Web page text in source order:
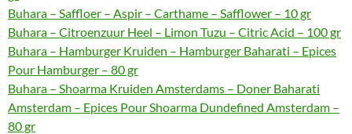
Buhara – Saffloer – Aspir – Carthame – Safflower – 10 gr
Buhara – Citroenzuur Heel – Limon Tuzu – Citric Acid – 100 gr
Buhara – Hamburger Kruiden – Hamburger Baharati – Epices
Pour Hamburger – 80 gr
Buhara – Shoarma Kruiden Amsterdams – Doner Baharati
Amsterdam – Epices Pour Shoarma Dundefined Amsterdam –
80 gr